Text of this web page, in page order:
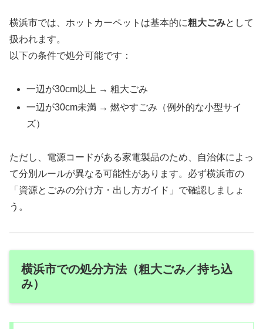
横浜市では、ホットカーペットは基本的に粗大ごみとして
扱われます。
以下の条件で処分可能です：
一辺が30cm以上 → 粗大ごみ
一辺が30cm未満 → 燃やすごみ（例外的な小型サイ
ズ）
ただし、電源コードがある家電製品のため、自治体によっ
て分別ルールが異なる可能性があります。必ず横浜市の
「資源とごみの分け方・出し方ガイド」で確認しましょ
う。
横浜市での処分方法（粗大ごみ／持ち込
み）